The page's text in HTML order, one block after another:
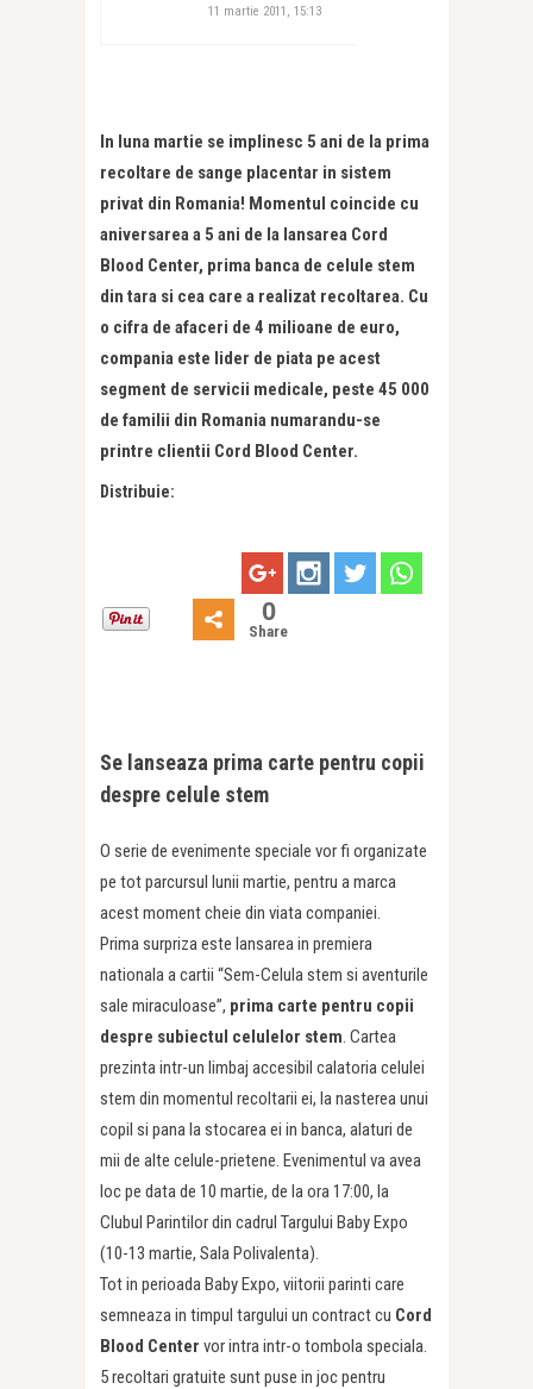
11 martie 2011, 15:13
In luna martie se implinesc 5 ani de la prima
recoltare de sange placentar in sistem
privat din Romania! Momentul coincide cu
aniversarea a 5 ani de la lansarea Cord
Blood Center, prima banca de celule stem
din tara si cea care a realizat recoltarea. Cu
o cifra de afaceri de 4 milioane de euro,
compania este lider de piata pe acest
segment de servicii medicale, peste 45 000
de familii din Romania numarandu-se
printre clientii Cord Blood Center.
Distribuie:
0
Share
Se lanseaza prima carte pentru copii
despre celule stem
O serie de evenimente speciale vor fi organizate
pe tot parcursul lunii martie, pentru a marca
acest moment cheie din viata companiei.
Prima surpriza este lansarea in premiera
nationala a cartii “Sem-Celula stem si aventurile
sale miraculoase”, prima carte pentru copii
despre subiectul celulelor stem . Cartea
prezinta intr-un limbaj accesibil calatoria celulei
stem din momentul recoltarii ei, la nasterea unui
copil si pana la stocarea ei in banca, alaturi de
mii de alte celule-prietene. Evenimentul va avea
loc pe data de 10 martie, de la ora 17:00, la
Clubul Parintilor din cadrul Targului Baby Expo
(10-13 martie, Sala Polivalenta).
Tot in perioada Baby Expo, viitorii parinti care
semneaza in timpul targului un contract cu Cord
Blood Center vor intra intr-o tombola speciala.
5 recoltari gratuite sunt puse in joc pentru